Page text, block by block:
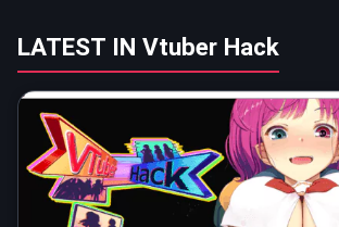
LATEST IN Vtuber Hack